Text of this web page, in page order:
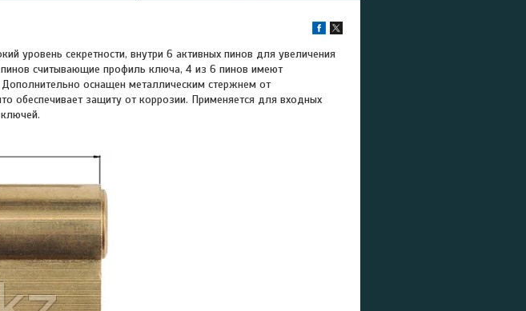
уровень секретности, внутри 6 активных пинов для увеличения
считывающие профиль ключа, 4 из 6 пинов имеют
оснащен металлическим стержнем от
обеспечивает защиту от коррозии. Применяется для входных